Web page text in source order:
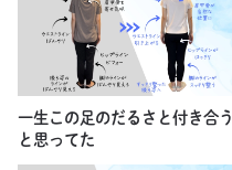
一生この足のだるさと付き合う
と思ってた